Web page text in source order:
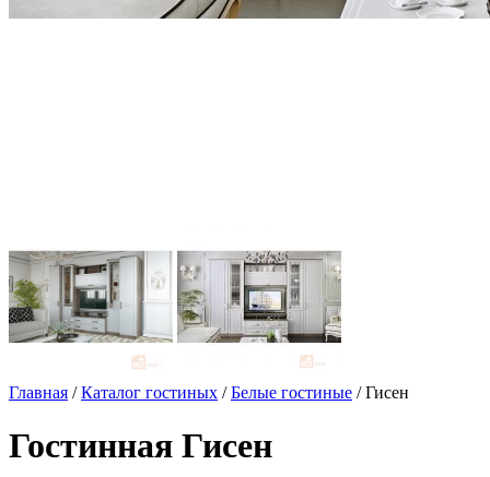
Главная /Каталог гостиных /Белые гостиные / Гисен
Гостинная Гисен